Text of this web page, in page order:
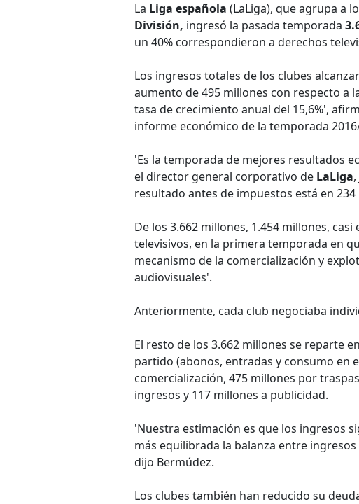
La Liga española (LaLiga), que agrupa a
División, ingresó la pasada temporada
un 40% correspondieron a derechos
Los ingresos totales de los clubes
aumento de 495 millones con respecto a
tasa de crecimiento anual del 15,6%',
informe económico de la temporada
'Es la temporada de mejores resultados
el director general corporativo de LaLiga
resultado antes de impuestos está en
De los 3.662 millones, 1.454 millones,
televisivos, en la primera temporada en
mecanismo de la comercialización y
audiovisuales'.
Anteriormente, cada club negociaba
El resto de los 3.662 millones se reparte
partido (abonos, entradas y consumo en
comercialización, 475 millones por
ingresos y 117 millones a publicidad.
'Nuestra estimación es que los ingresos
más equilibrada la balanza entre
dijo Bermúdez.
Los clubes también han reducido su